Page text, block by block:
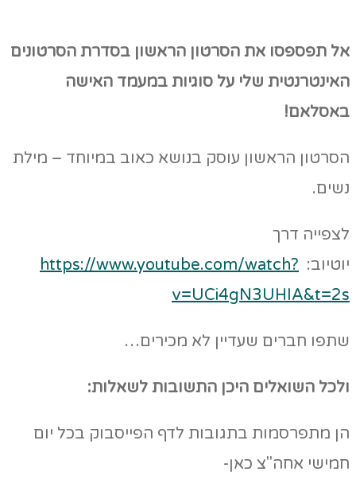
אל תפספסו את הסרטון הראשון בסדרת הסרטונים
האינטרנטית שלי על סוגיות במעמד האישה
באסלאם!
הסרטון הראשון עוסק בנושא כאוב במיוחד – מילת
נשים.
לצפייה דרך
יוטיוב: https://www.youtube.com/watch?
v=UCi4gN3UHIA&t=2s
שתפו חברים שעדיין לא מכירים…
ולכל השואלים היכן התשובות לשאלות:
הן מתפרסמות בתגובות לדף הפייסבוק בכל יום
חמישי אחה"צ כאן-